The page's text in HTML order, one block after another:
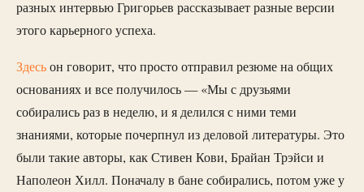
разных интервью Григорьев рассказывает разные версии
этого карьерного успеха.
Здесьон говорит, что просто отправил резюме на общих
основаниях и все получилось — «Мы с друзьями
собирались раз в неделю, и я делился с ними теми
знаниями, которые почерпнул из деловой литературы. Это
были такие авторы, как Стивен Кови, Брайан Трэйси и
Наполеон Хилл. Поначалу в бане собирались, потом уже у